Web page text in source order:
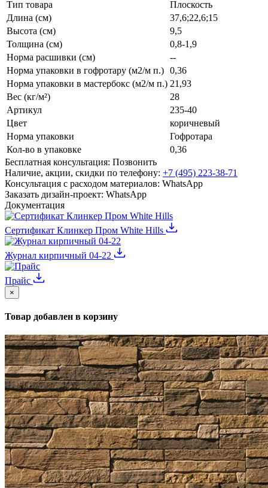
Тип товара
Плоскость
Длина (см)
37,6;22,6;15
Высота (см)
9,5
Толщина (см)
0,8-1,9
Норма расшивки (см)
--
Норма упаковки в гофротару (м2/м п.) 0,36
Норма упаковки в мастербокс (м2/м п.) 21,93
Вес (кг/м²)
28
Артикул
235-40
Цвет
коричневый
Норма упаковки
Гофротара
Кол-во в упаковке
0,36
Бесплатная консультация: Позвонить
Наличие, акции, скидки по телефону: +7 (495) 223-38-71
Консультация с расходом материалов: WhatsApp
Заказать дизайн-проект: WhatsApp
Документация
Сертификат Клинкер Пром White Hills
Журнал кирпичный 04-22
Прайс
×
Товар добавлен в корзину